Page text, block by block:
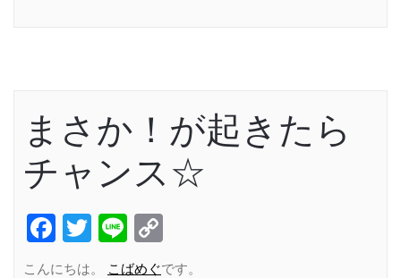
まさか！が起きたら
チャンス☆
Facebook
Twitter
Line
Link
こんにちは。 こばめぐです。